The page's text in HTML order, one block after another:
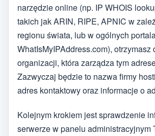
narzędzie online (np. IP WHOIS
takich jak ARIN, RIPE, APNIC w
regionu świata, lub w ogólnych
WhatIsMyIPAddress.com), otrzymasz
organizacji, która zarządza tym
Zazwyczaj będzie to nazwa firmy
adres kontaktowy oraz informacje o
Kolejnym krokiem jest sprawdzenie
serwerze w panelu administracyjnym